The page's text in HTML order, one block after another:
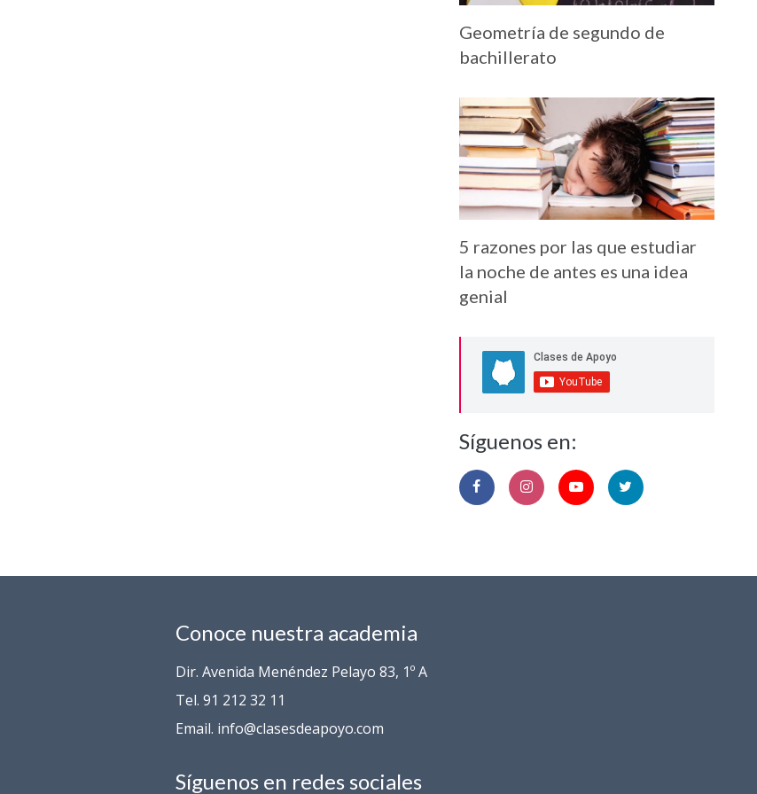
Geometría de segundo de
bachillerato
5 razones por las que estudiar
la noche de antes es una idea
genial
Síguenos en:
Conoce nuestra academia
Dir. Avenida Menéndez Pelayo 83, 1º A
Tel. 91 212 32 11
Email. info@clasesdeapoyo.com
Síguenos en redes sociales